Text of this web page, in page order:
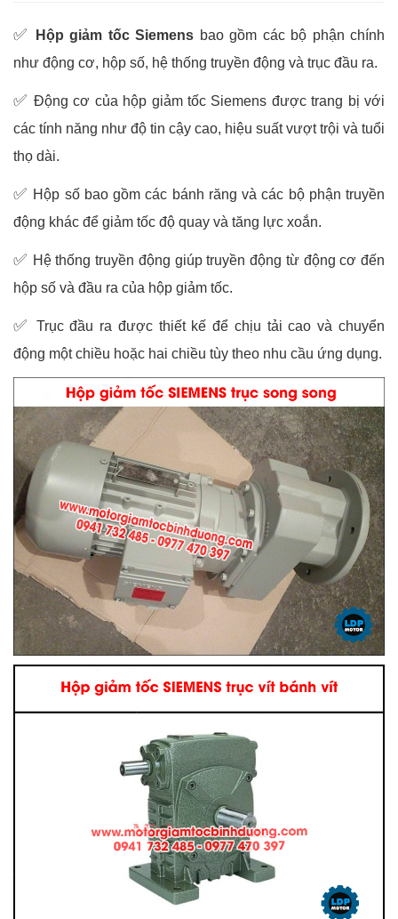
✅ Hộp giảm tốc Siemens bao gồm các bộ phận chính
như động cơ, hộp số, hệ thống truyền động và trục đầu ra.
✅ Động cơ của hộp giảm tốc Siemens được trang bị với
các tính năng như độ tin cậy cao, hiệu suất vượt trội và tuổi
thọ dài.
✅ Hộp số bao gồm các bánh răng và các bộ phận truyền
động khác để giảm tốc độ quay và tăng lực xoắn.
✅ Hệ thống truyền động giúp truyền động từ động cơ đến
hộp số và đầu ra của hộp giảm tốc.
✅
Trục đầu ra được thiết kế để chịu tải cao và chuyển
động một chiều hoặc hai chiều tùy theo nhu cầu ứng dụng.